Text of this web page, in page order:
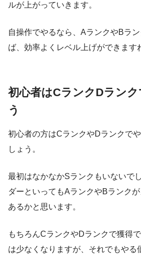
ルが上がっていきます。
自操作でやるなら、AランクやBラ
ば、効率よくレベル上げができます
初心者はCランクDラン
う
初心者の方はCランクやDランクで
しょう。
最初はなかなかSランクもいないで
ダーといってもAランクやBランク
あるかと思います。
もちろんCランクやDランクで獲得
は少なくなりますが、それでもやる